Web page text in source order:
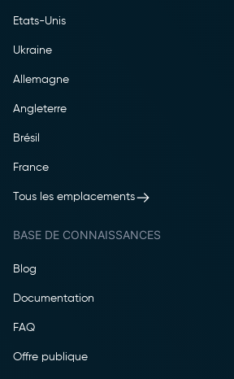
Etats-Unis
Ukraine
Allemagne
Angleterre
Brésil
France
Tous les emplacements
BASE DE CONNAISSANCES
Blog
Documentation
FAQ
Offre publique